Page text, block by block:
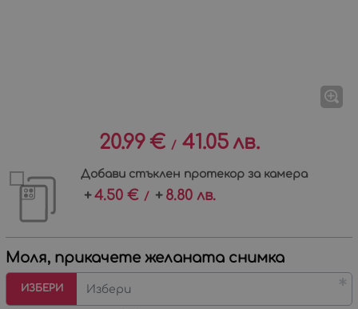
Добави стъклен протекор за камера
4.50 € / 8.80 лв.
Моля, прикачете желаната снимка
ИЗБЕРИ Избери
20.99€ / 41.05 лв.